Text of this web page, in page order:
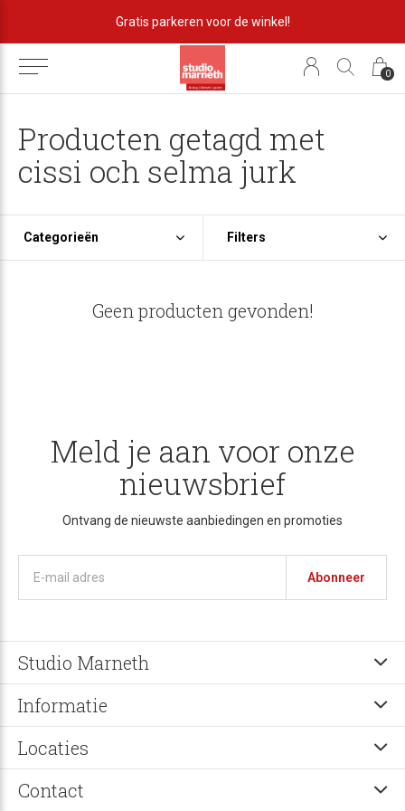
0
Gratis parkeren voor de winkel!
Producten getagd met
cissi och selma jurk
Categorieën Filters
Geen producten gevonden!
Meld je aan voor onze
nieuwsbrief
Ontvang de nieuwste aanbiedingen en promoties
Abonneer
Studio Marneth
Informatie
Locaties
Contact